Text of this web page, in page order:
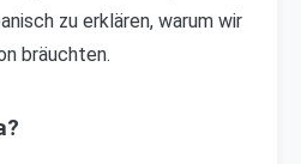
zu erklären, warum wir
bräuchten.